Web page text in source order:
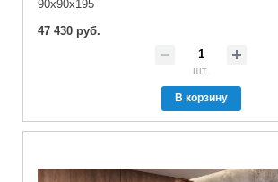
90x90x195
47 430 руб.
шт.
В корзину